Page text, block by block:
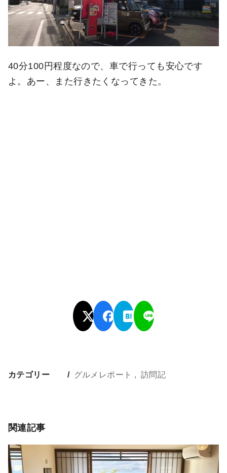
40分100円程度なので、車で行っても安心です
よ。あー、また行きたくなってきた。
カテゴリー グルメレポート 訪問記
関連記事